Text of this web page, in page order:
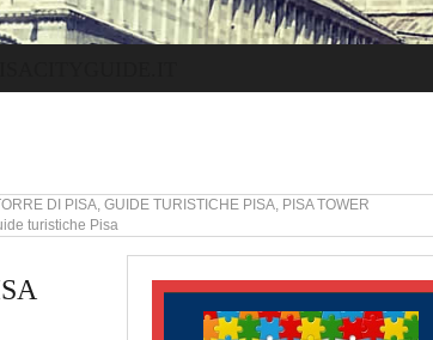
DI PISA, GUIDE TURISTICHE PISA, PISA TOWER
turistiche Pisa